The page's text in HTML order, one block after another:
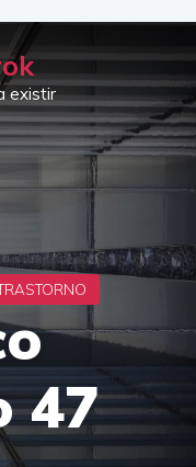
existir
47